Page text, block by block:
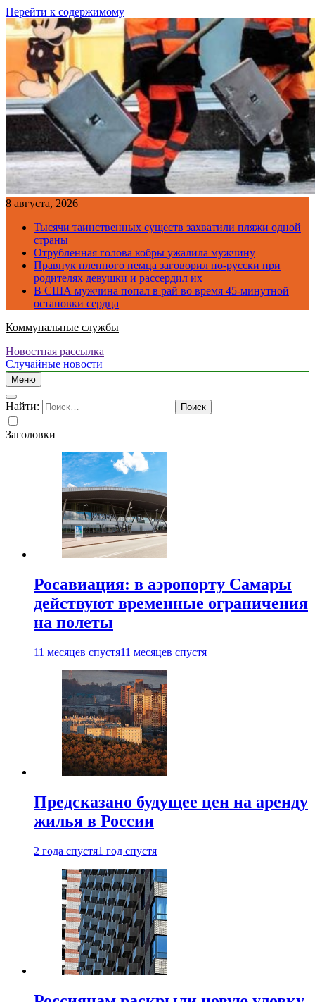
Перейти к содержимому
8 августа, 2026
Тысячи таинственных существ захватили пляжи одной
страны
Отрубленная голова кобры ужалила мужчину
Правнук пленного немца заговорил по-русски при
родителях девушки и рассердил их
В США мужчина попал в рай во время 45-минутной
остановки сердца
Коммунальные службы
Новостная рассылка
Случайные новости
Меню
Найти:
Заголовки
Росавиация: в аэропорту Самары
действуют временные ограничения
на полеты
11 месяцев спустя11 месяцев спустя
Предсказано будущее цен на аренду
жилья в России
2 года спустя1 год спустя